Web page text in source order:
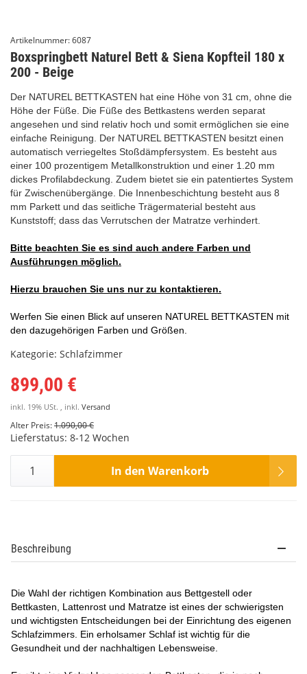
Artikelnummer:6087
Boxspringbett Naturel Bett & Siena Kopfteil 180 x
200 - Beige
Der NATUREL BETTKASTEN hat eine Höhe von 31 cm, ohne die
Höhe der Füße. Die Füße des Bettkastens werden separat
angesehen und sind relativ hoch und somit ermöglichen sie eine
einfache Reinigung. Der NATUREL BETTKASTEN besitzt einen
automatisch verriegeltes Stoßdämpfersystem. Es besteht aus
einer 100 prozentigem Metallkonstruktion und einer 1.20 mm
dickes Profilabdeckung. Zudem bietet sie ein patentiertes System
für Zwischenübergänge. Die Innenbeschichtung besteht aus 8
mm Parkett und das seitliche Trägermaterial besteht aus
Kunststoff; dass das Verrutschen der Matratze verhindert.
Bitte beachten Sie es sind auch andere Farben und
Ausführungen möglich.
Hierzu brauchen Sie uns nur zu kontaktieren.
Werfen Sie einen Blick auf unseren NATUREL BETTKASTEN mit
den dazugehörigen Farben und Größen.
Kategorie: Schlafzimmer
899,00 €
inkl. 19% USt. , inkl. Versand
Alter Preis:1.090,00 €
Lieferstatus: 8-12 Wochen
In den Warenkorb
Beschreibung
Die Wahl der richtigen Kombination aus Bettgestell oder
Bettkasten, Lattenrost und Matratze ist eines der schwierigsten
und wichtigsten Entscheidungen bei der Einrichtung des eigenen
Schlafzimmers. Ein erholsamer Schlaf ist wichtig für die
Gesundheit und der nachhaltigen Lebensweise.